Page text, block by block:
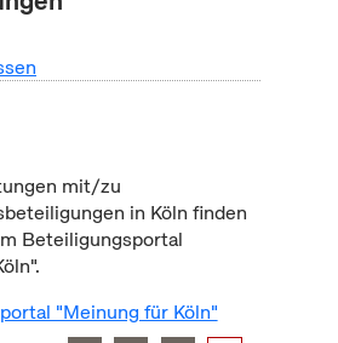
mit/zu
in Köln finden
Beteiligungsportal
"Meinung für Köln"